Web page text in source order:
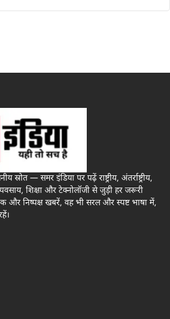
स्रोत — समर इंडिया पर पढ़ें राष्ट्रीय, अंतर्राष्ट्रीय,
शिक्षा और टेक्नोलॉजी से जुड़ी हर जरूरी
और निष्पक्ष खबरें, वह भी सरल और स्पष्ट भाषा में,